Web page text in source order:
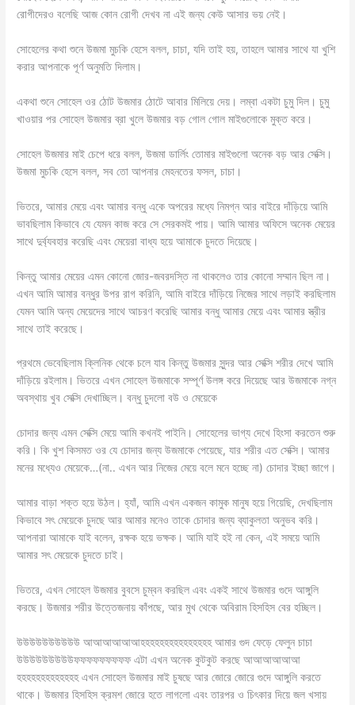
রোগীদেরও বলেছি আজ কোন রোগী দেখব না এই জন্য কেউ আসার ভয় নেই।
সোহেলের কথা শুনে উজমা মুচকি হেসে বলল, চাচা, যদি তাই হয়, তাহলে আমার সাথে যা খুশি
করার আপনাকে পূর্ণ অনুমতি দিলাম।
একথা শুনে সোহেল ওর ঠোট উজমার ঠোটে আবার মিলিয়ে দেয়। লম্বা একটা চুমু দিল। চুমু
খাওয়ার পর সোহেল উজমার ব্রা খুলে উজমার বড় গোল গোল মাইগুলোকে মুক্ত করে।
সোহেল উজমার মাই চেপে ধরে বলল, উজমা ডার্লিং তোমার মাইগুলো অনেক বড় আর সেক্সি।
উজমা মুচকি হেসে বলল, সব তো আপনার মেহনতের ফসল, চাচা।
ভিতরে, আমার মেয়ে এবং আমার বন্ধু একে অপরের মধ্যে নিমগ্ন আর বাইরে দাঁড়িয়ে আমি
ভাবছিলাম কিভাবে যে যেমন কাজ করে সে সেরকমই পায়। আমি আমার অফিসে অনেক মেয়ের
সাথে দুর্ব্যবহার করেছি এবং মেয়েরা বাধ্য হয়ে আমাকে চুদতে দিয়েছে।
কিন্তু আমার মেয়ের এমন কোনো জোর-জবরদস্তি না থাকলেও তার কোনো সম্মান ছিল না।
এখন আমি আমার বন্ধুর উপর রাগ করিনি, আমি বাইরে দাঁড়িয়ে নিজের সাথে লড়াই করছিলাম
যেমন আমি অন্য মেয়েদের সাথে আচরণ করেছি আমার বন্ধু আমার মেয়ে এবং আমার স্ত্রীর
সাথে তাই করেছে।
প্রথমে ভেবেছিলাম ক্লিনিক থেকে চলে যাব কিন্তু উজমার সুন্দর আর সেক্সি শরীর দেখে আমি
দাঁড়িয়ে রইলাম। ভিতরে এখন সোহেল উজমাকে সম্পূর্ণ উলঙ্গ করে দিয়েছে আর উজমাকে নগ্ন
অবস্থায় খুব সেক্সি দেখাচ্ছিল। বন্ধু চুদলো বউ ও মেয়েকে
চোদার জন্য এমন সেক্সি মেয়ে আমি কখনই পাইনি। সোহেলের ভাগ্য দেখে হিংসা করতেন শুরু
করি। কি খুশ কিসমত ওর যে চোদার জন্য উজমাকে পেয়েছে, যার শরীর এত সেক্সি। আমার
মনের মধ্যেও মেয়েকে…(না.. এখন আর নিজের মেয়ে বলে মনে হচ্ছে না) চোদার ইচ্ছা জাগে।
আমার বাড়া শক্ত হয়ে উঠল। হ্যাঁ, আমি এখন একজন কামুক মানুষ হয়ে গিয়েছি, দেখছিলাম
কিভাবে সৎ মেয়েকে চুদছে আর আমার মনেও তাকে চোদার জন্য ব্যাকুলতা অনুভব করি।
আপনারা আমাকে যাই বলেন, রক্ষক হয়ে ভক্ষক। আমি যাই হই না কেন, এই সময়ে আমি
আমার সৎ মেয়েকে চুদতে চাই।
ভিতরে, এখন সোহেল উজমার বুবসে চুম্বন করছিল এবং একই সাথে উজমার গুদে আঙ্গুলি
করছে। উজমার শরীর উত্তেজনায় কাঁপছে, আর মুখ থেকে অবিরাম হিসহিস বের হচ্ছিল।
উউউউউউউউউউ আআআআআআহহহহহহহহহহহহহহহ আমার গুদ ফেড়ে ফেলুন চাচা
উউউউউউউউউফফফফফফফফফ এটা এখন অনেক কুটকুট করছে আআআআআআ
হহহহহহহহহহহহহ এখন সোহেল উজমার মাই চুষছে আর জোরে জোরে গুদে আঙ্গুলি করতে
থাকে। উজমার হিসহিস ক্রমশ জোরে হতে লাগলো এবং তারপর ও চিৎকার দিয়ে জল খসায়